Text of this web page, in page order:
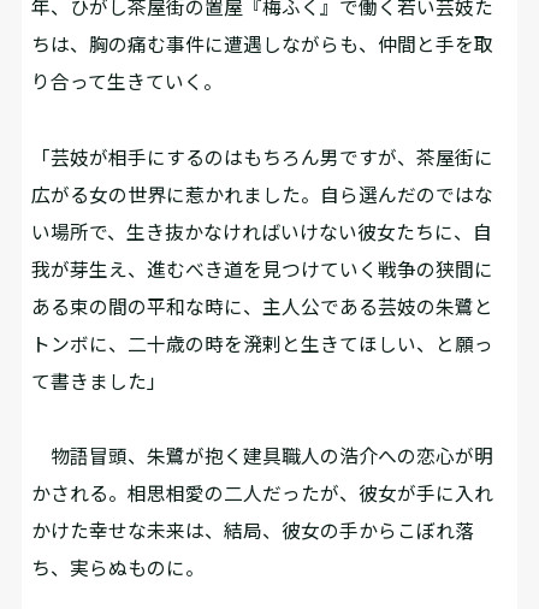
年、ひがし茶屋街の置屋『梅ふく』で働く若い芸妓た
ちは、胸の痛む事件に遭遇しながらも、仲間と手を取
り合って生きていく。
「芸妓が相手にするのはもちろん男ですが、茶屋街に
広がる女の世界に惹かれました。自ら選んだのではな
い場所で、生き抜かなければいけない彼女たちに、自
我が芽生え、進むべき道を見つけていく――戦争の狭間に
ある束の間の平和な時に、主人公である芸妓の朱鷺と
トンボに、二十歳の時を溌剌と生きてほしい、と願っ
て書きました」
物語冒頭、朱鷺が抱く建具職人の浩介への恋心が明
かされる。相思相愛の二人だったが、彼女が手に入れ
かけた幸せな未来は、結局、彼女の手からこぼれ落
ち、実らぬものに――。